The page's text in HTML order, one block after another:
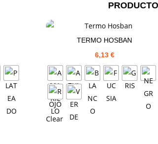
TERMO HOSBAN
6,13 €
Clear